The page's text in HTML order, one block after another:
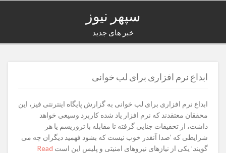
سپهر نیوز
خبر های جدید
ابداع نرم افزاری برای لب خوانی
ابداع نرم افزاری برای لب خوانی به گزارش پایگاه اینترنتی فیز، این
محققان معتقدند که نرم افزار یاد شده کاربرد وسیعی خواهد
داشت، از تحقیقات جنایی گرفته تا مقابله با تروریسم یا هر
شرایطی که ‘صدا آنقدر خوب نیست که بشود فهمید دیگران چه می
گویند.’ یکی از نیازهای نیروهای امنیتی و پلیس این است Read